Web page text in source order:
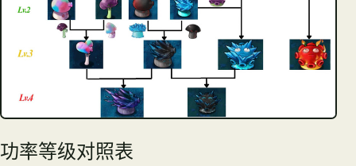
功率等级对照表